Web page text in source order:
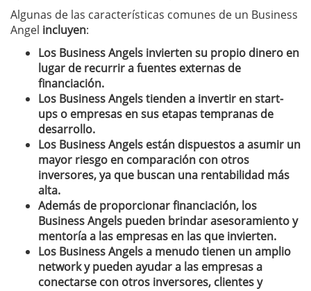
Algunas de las características comunes de un Business
Angel incluyen:
Los Business Angels invierten su propio dinero en
lugar de recurrir a fuentes externas de
financiación.
Los Business Angels tienden a invertir en start-
ups o empresas en sus etapas tempranas de
desarrollo.
Los Business Angels están dispuestos a asumir un
mayor riesgo en comparación con otros
inversores, ya que buscan una rentabilidad más
alta.
Además de proporcionar financiación, los
Business Angels pueden brindar asesoramiento y
mentoría a las empresas en las que invierten.
Los Business Angels a menudo tienen un amplio
network y pueden ayudar a las empresas a
conectarse con otros inversores, clientes y